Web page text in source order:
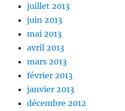
juillet 2013
juin 2013
mai 2013
avril 2013
mars 2013
février 2013
janvier 2013
décembre 2012